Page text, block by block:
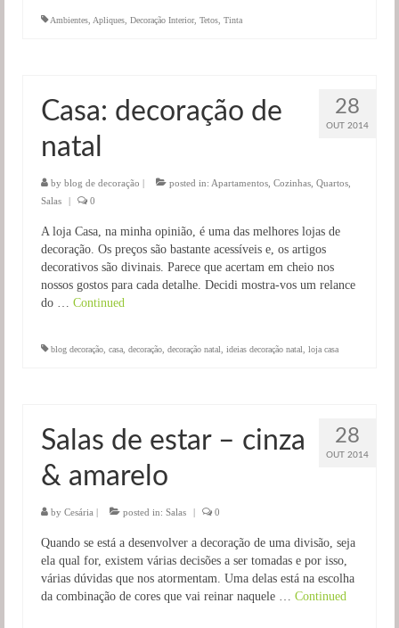
Ambientes Apliques Decoração Interior, Tetos Tinta
28
OUT 2014
Casa: decoração de
natal
by blog de decoração | posted in: Apartamentos Cozinhas Quartos
Salas
| 0
A loja Casa, na minha opinião, é uma das melhores lojas de
decoração. Os preços são bastante acessíveis e, os artigos
decorativos são divinais. Parece que acertam em cheio nos
nossos gostos para cada detalhe. Decidi mostra-vos um relance
do … Continued
blog decoração casa decoração decoração natal ideias decoração natal loja casa
28
OUT 2014
Salas de estar – cinza
& amarelo
by Cesária | posted in: Salas | 0
Quando se está a desenvolver a decoração de uma divisão, seja
ela qual for, existem várias decisões a ser tomadas e por isso,
várias dúvidas que nos atormentam. Uma delas está na escolha
da combinação de cores que vai reinar naquele … Continued